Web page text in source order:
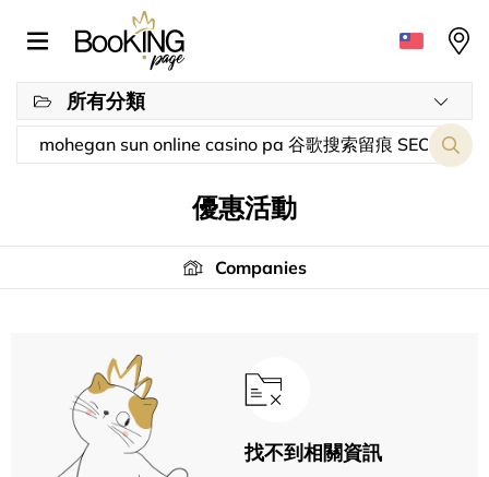
所有分類
優惠活動
Companies
找不到相關資訊